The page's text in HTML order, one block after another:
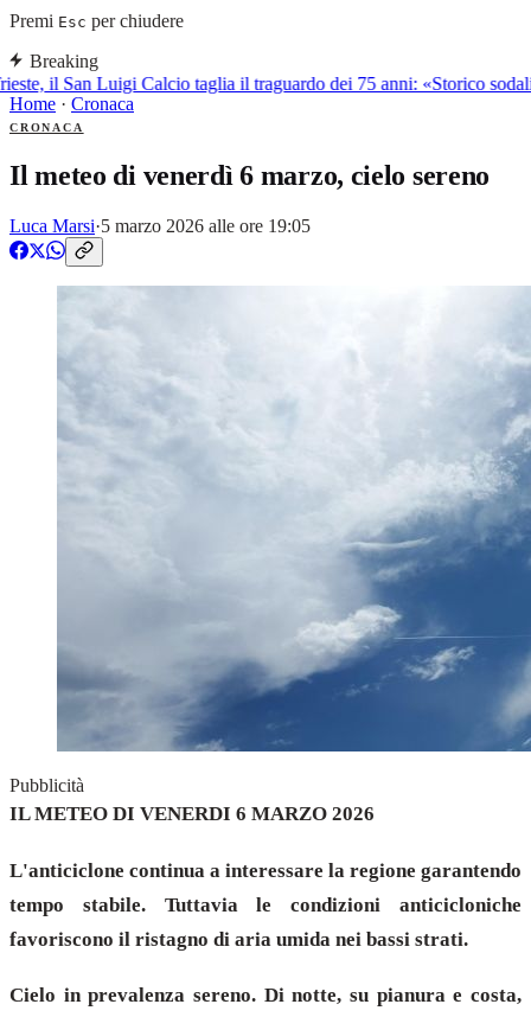
Premi Esc per chiudere
Breaking
il San Luigi Calcio taglia il traguardo dei 75 anni: «Storico
Home · Cronaca
CRONACA
Il meteo di venerdì 6 marzo, cielo sereno
Luca Marsi·5 marzo 2026 alle ore 19:05
Pubblicità
IL METEO DI VENERDI 6 MARZO 2026
L'anticiclone continua a interessare la regione garantendo
tempo stabile. Tuttavia le condizioni anticicloniche
favoriscono il ristagno di aria umida nei bassi strati.
Cielo in prevalenza sereno. Di notte, su pianura e costa,